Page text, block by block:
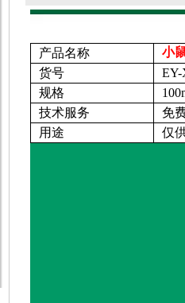
产品名称
小
货号
EY-
规格
技术服务
免
用途
仅